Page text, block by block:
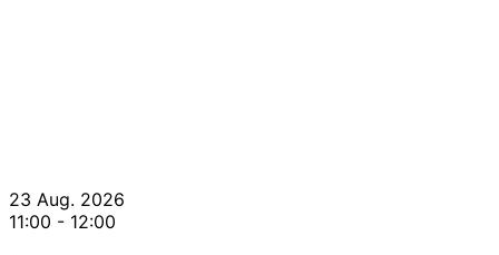
23 Aug. 2026
11:00 - 12:00